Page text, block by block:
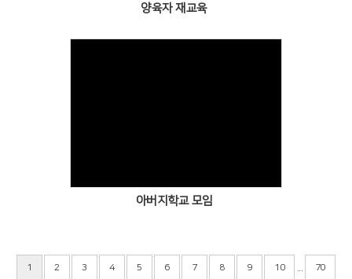
양육자 재교육
아버지학교 모임
1 2 3 4 5 6 7 8 9 10 70